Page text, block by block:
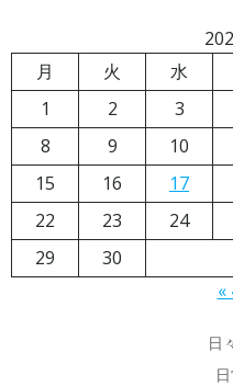
月
火 水
1
2 3
8
9 10
15
16 17
22
23 24
29
30
«
日